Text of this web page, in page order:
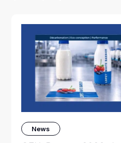
News